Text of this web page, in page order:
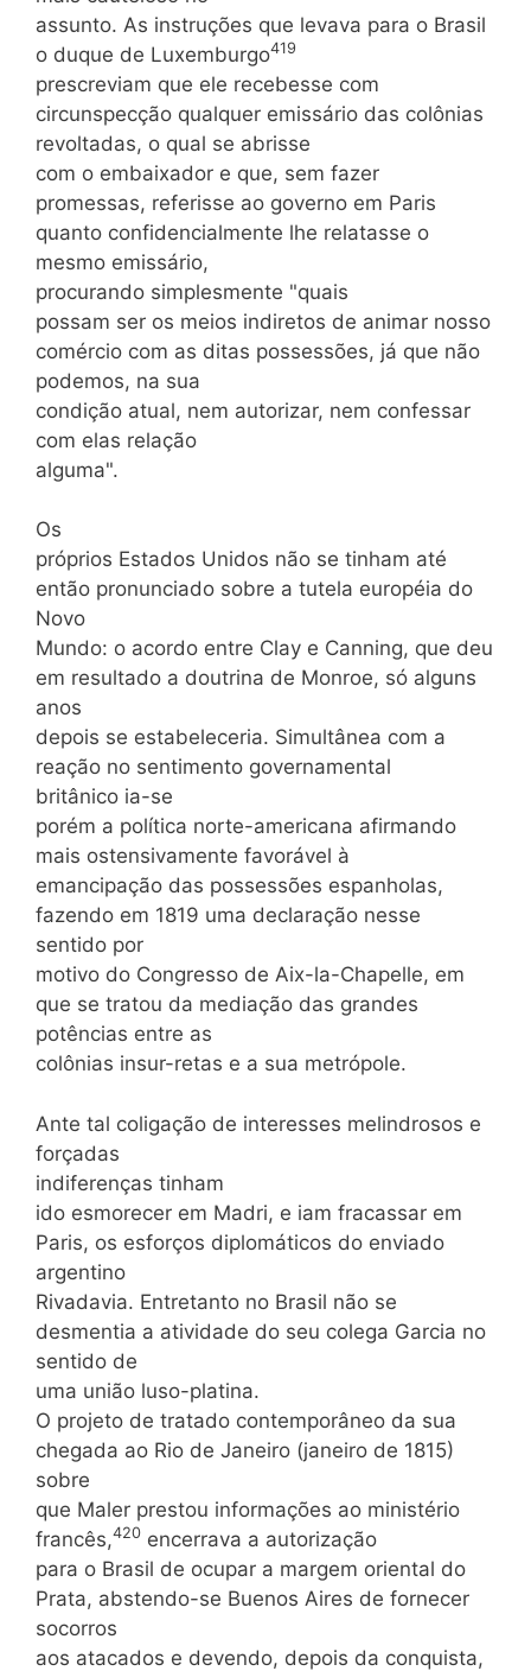
assunto. As instruções que levava para o Brasil
o duque de Luxemburgo419
prescreviam que ele recebesse com
circunspecção qualquer emissário das colônias
revoltadas, o qual se abrisse
com o embaixador e que, sem fazer
promessas, referisse ao governo em Paris
quanto confidencialmente lhe relatasse o
mesmo emissário,
procurando simplesmente "quais
possam ser os meios indiretos de animar nosso
comércio com as ditas possessões, já que não
podemos, na sua
condição atual, nem autorizar, nem confessar
com elas relação
alguma".
Os
próprios Estados Unidos não se tinham até
então pronunciado sobre a tutela européia do
Novo
Mundo: o acordo entre Clay e Canning, que deu
em resultado a doutrina de Monroe, só alguns
anos
depois se estabeleceria. Simultânea com a
reação no sentimento governamental
britânico ia-se
porém a política norte-americana afirmando
mais ostensivamente favorável à
emancipação das possessões espanholas,
fazendo em 1819 uma declaração nesse
sentido por
motivo do Congresso de Aix-la-Chapelle, em
que se tratou da mediação das grandes
potências entre as
colônias insur-retas e a sua metrópole.
Ante tal coligação de interesses melindrosos e
forçadas
indiferenças tinham
ido esmorecer em Madri, e iam fracassar em
Paris, os esforços diplomáticos do enviado
argentino
Rivadavia. Entretanto no Brasil não se
desmentia a atividade do seu colega Garcia no
sentido de
uma união luso-platina.
O projeto de tratado contemporâneo da sua
chegada ao Rio de Janeiro (janeiro de 1815)
sobre
que Maler prestou informações ao ministério
francês,420 encerrava a autorização
para o Brasil de ocupar a margem oriental do
Prata, abstendo-se Buenos Aires de fornecer
socorros
aos atacados e devendo, depois da conquista,